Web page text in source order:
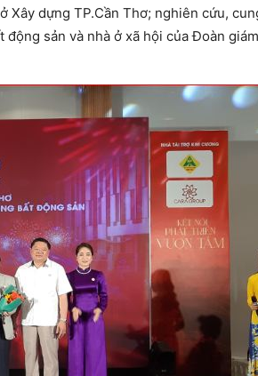
Xây dựng TP.Cần Thơ; nghiên cứu,
sản và nhà ở xã hội của Đoàn